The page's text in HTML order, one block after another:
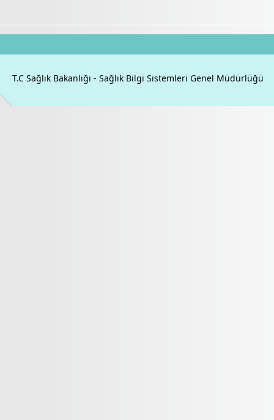
T.C Sağlık Bakanlığı - Sağlık Bilgi Sistemleri Genel Müdürlüğü